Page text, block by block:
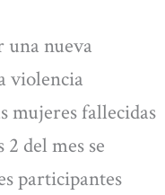
una nueva
violencia
mujeres fallecidas
2 del mes se
participantes